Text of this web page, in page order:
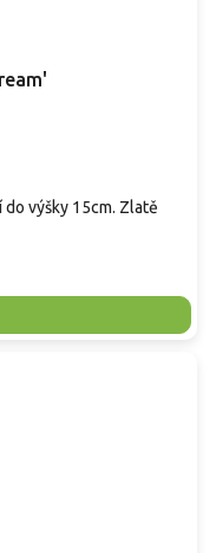
výšky 15cm. Zlatě